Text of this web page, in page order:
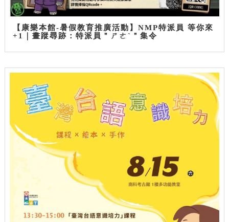
【康樂本館-暑假教育推廣活動】NMP特派員 等你來
+1｜畫蹤尋跡：特派員＂ㄕㄜˋ＂集令